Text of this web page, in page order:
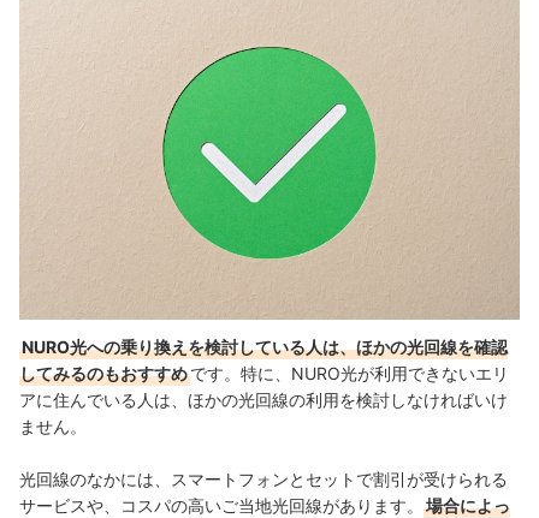
NURO光への乗り換えを検討している人は、ほかの光回線を確認
してみるのもおすすめです。特に、NURO光が利用できないエリ
アに住んでいる人は、ほかの光回線の利用を検討しなければいけ
ません。
光回線のなかには、スマートフォンとセットで割引が受けられる
サービスや、コスパの高いご当地光回線があります。
場合によっ